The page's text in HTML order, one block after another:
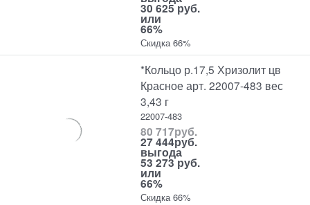
30 625 руб.
или
66%
Скидка 66%
*Кольцо р.17,5 Хризолит цв
Красное арт. 22007-483 вес
3,43 г
22007-483
80 717руб.
27 444руб.
выгода
53 273 руб.
или
66%
Скидка 66%